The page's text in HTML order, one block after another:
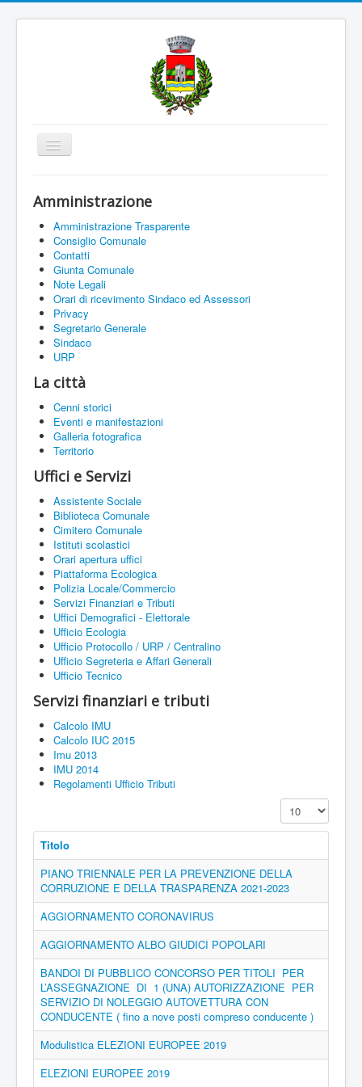
Cambia
navigazione
Amministrazione
Uffici e Servizi
La città
Associazioni
Documenti On Line
Informazioni
Amministrazione
Amministrazione Trasparente
Consiglio Comunale
Contatti
Giunta Comunale
Note Legali
Orari di ricevimento Sindaco ed Assessori
Privacy
Segretario Generale
Sindaco
URP
La città
Cenni storici
Eventi e manifestazioni
Galleria fotografica
Territorio
Uffici e Servizi
Assistente Sociale
Biblioteca Comunale
Cimitero Comunale
Istituti scolastici
Orari apertura uffici
Piattaforma Ecologica
Polizia Locale/Commercio
Servizi Finanziari e Tributi
Uffici Demografici - Elettorale
Ufficio Ecologia
Ufficio Protocollo / URP / Centralino
Ufficio Segreteria e Affari Generali
Ufficio Tecnico
Servizi finanziari e tributi
Calcolo IMU
Calcolo IUC 2015
Imu 2013
IMU 2014
Regolamenti Ufficio Tributi
Visualizza n.
Titolo
PIANO TRIENNALE PER LA PREVENZIONE DELLA
CORRUZIONE E DELLA TRASPARENZA 2021-2023
AGGIORNAMENTO CORONAVIRUS
AGGIORNAMENTO ALBO GIUDICI POPOLARI
BANDOI DI PUBBLICO CONCORSO PER TITOLI PER
L’ASSEGNAZIONE DI 1 (UNA) AUTORIZZAZIONE PER
SERVIZIO DI NOLEGGIO AUTOVETTURA CON
CONDUCENTE ( fino a nove posti compreso conducente )
Modulistica ELEZIONI EUROPEE 2019
ELEZIONI EUROPEE 2019